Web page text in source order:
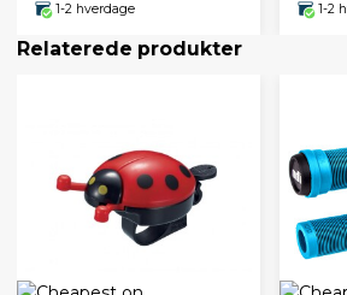
1-2 hverdage 1-2
Relaterede produkter